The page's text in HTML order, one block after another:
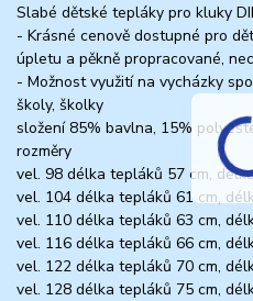
Slabé dětské tepláky pro kluky
- Krásné cenově dostupné pro
úpletu a pěkně propracované,
- Možnost využití na vycházky
školy, školky
složení 85% bavlna, 15%
rozměry
vel. 98 délka tepláků 57 cm,
vel. 104 délka tepláků 61 cm,
vel. 110 délka tepláků 63 cm,
vel. 116 délka tepláků 66 cm,
vel. 122 délka tepláků 70 cm,
vel. 128 délka tepláků 75 cm,